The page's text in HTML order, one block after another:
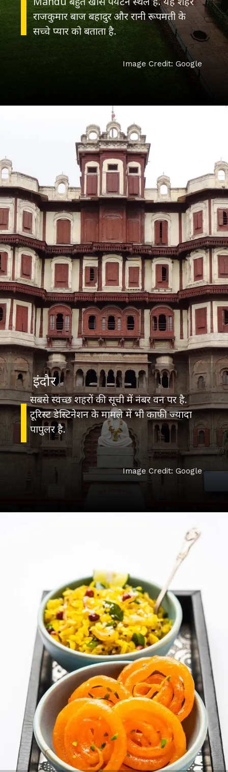
राजकुमार बाज बहादुर और रानी रूपमती के
सच्चे प्यार को बताता है.
Image Credit: Google
सबसे स्वच्छ शहरों की सूची में नंबर वन पर है.
टूरिस्ट डेस्टिनेशन के मामले में भी काफी ज्यादा
पापुलर है.
इंदौर
Image Credit: Google